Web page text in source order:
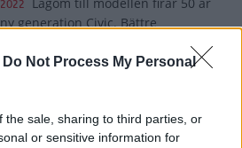
Do Not Process My Personal
the sale, sharing to third parties, or
or sensitive information for
generation Civic. Bättre
Vad säger provförare
(29) Bromsa (9)